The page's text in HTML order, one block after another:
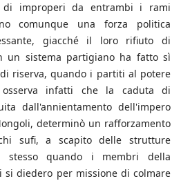
di improperi da entrambi i rami
comunque una forza politica
giacché il loro rifiuto di
un sistema partigiano ha fatto sì
riserva, quando i partiti al potere
osserva infatti che la caduta di
dall'annientamento dell'impero
determinò un rafforzamento
sufi, a scapito delle strutture
stesso quando i membri della
si diedero per missione di colmare